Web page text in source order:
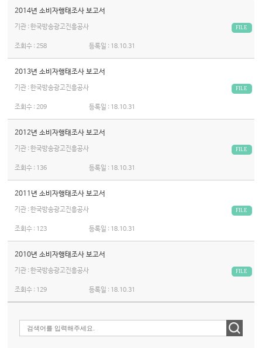
2014년 소비자행태조사 보고서
기관 : 한국방송광고진흥공사 FILE
조회수 :258 등록일 : 18.10.31
2013년 소비자행태조사 보고서
기관 : 한국방송광고진흥공사 FILE
조회수 :209 등록일 : 18.10.31
2012년 소비자행태조사 보고서
기관 : 한국방송광고진흥공사 FILE
조회수 : 136 등록일 : 18.10.31
2011년 소비자행태조사 보고서
기관 : 한국방송광고진흥공사 FILE
조회수 : 123 등록일 : 18.10.31
2010년 소비자행태조사 보고서
기관 : 한국방송광고진흥공사 FILE
조회수 : 129 등록일 : 18.10.31